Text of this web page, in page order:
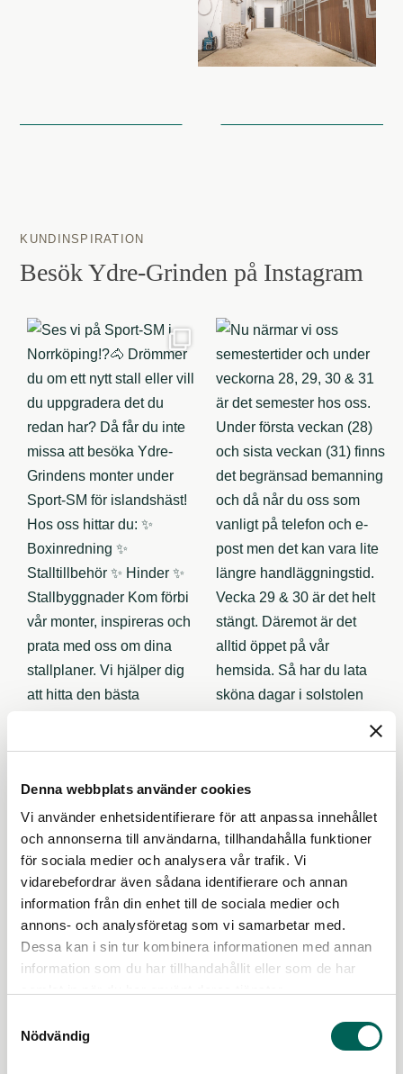
Denna webbplats använder cookies
Vi använder enhetsidentifierare för att anpassa innehållet
och annonserna till användarna, tillhandahålla funktioner
för sociala medier och analysera vår trafik. Vi
vidarebefordrar även sådana identifierare och annan
information från din enhet till de sociala medier och
annons- och analysföretag som vi samarbetar med.
Dessa kan i sin tur kombinera informationen med annan
information som du har tillhandahållit eller som de har
Nödvändig
KUNDINSPIRATION
Besök Ydre-Grinden på Instagram